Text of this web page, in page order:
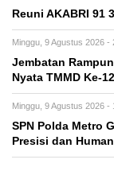
Reuni AKABRI 91
Minggu, 9 Agustus 2026 -
Jembatan
Nyata TMMD Ke-
Minggu, 9 Agustus 2026 -
SPN Polda Metro
Presisi dan